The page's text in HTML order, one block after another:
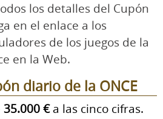
los detalles del Cupón
en el enlace a los
de los juegos de la
en la Web.
diario de la ONCE
35.000 €a las cinco cifras.